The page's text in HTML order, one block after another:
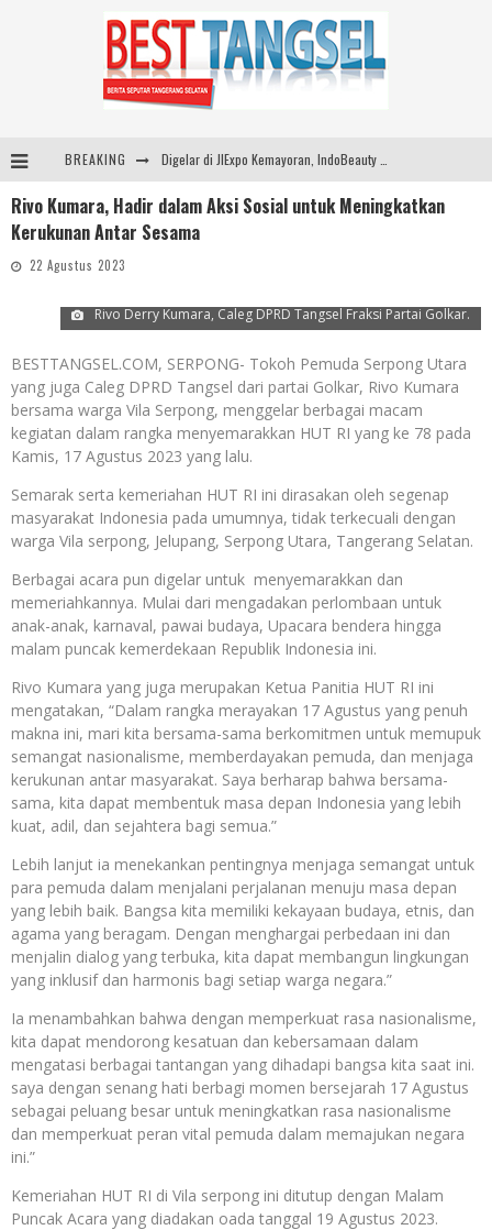
BREAKING
Indo Leather & Footwear dan Indo Garment Textile Expo 2026 Digelar di JIExpo Kemayoran, Bangkitkan Industri Manufaktur Indonesia
Rivo Kumara, Hadir dalam Aksi Sosial untuk Meningkatkan
Kerukunan Antar Sesama
22 Agustus 2023
Rivo Derry Kumara, Caleg DPRD Tangsel Fraksi Partai Golkar.
BESTTANGSEL.COM, SERPONG- Tokoh Pemuda Serpong Utara
yang juga Caleg DPRD Tangsel dari partai Golkar, Rivo Kumara
bersama warga Vila Serpong, menggelar berbagai macam
kegiatan dalam rangka menyemarakkan HUT RI yang ke 78 pada
Kamis, 17 Agustus 2023 yang lalu.
Semarak serta kemeriahan HUT RI ini dirasakan oleh segenap
masyarakat Indonesia pada umumnya, tidak terkecuali dengan
warga Vila serpong, Jelupang, Serpong Utara, Tangerang Selatan.
Berbagai acara pun digelar untuk menyemarakkan dan
memeriahkannya. Mulai dari mengadakan perlombaan untuk
anak-anak, karnaval, pawai budaya, Upacara bendera hingga
malam puncak kemerdekaan Republik Indonesia ini.
Rivo Kumara yang juga merupakan Ketua Panitia HUT RI ini
mengatakan, “Dalam rangka merayakan 17 Agustus yang penuh
makna ini, mari kita bersama-sama berkomitmen untuk memupuk
semangat nasionalisme, memberdayakan pemuda, dan menjaga
kerukunan antar masyarakat. Saya berharap bahwa bersama-
sama, kita dapat membentuk masa depan Indonesia yang lebih
kuat, adil, dan sejahtera bagi semua.”
Lebih lanjut ia menekankan pentingnya menjaga semangat untuk
para pemuda dalam menjalani perjalanan menuju masa depan
yang lebih baik. Bangsa kita memiliki kekayaan budaya, etnis, dan
agama yang beragam. Dengan menghargai perbedaan ini dan
menjalin dialog yang terbuka, kita dapat membangun lingkungan
yang inklusif dan harmonis bagi setiap warga negara.”
Ia menambahkan bahwa dengan memperkuat rasa nasionalisme,
kita dapat mendorong kesatuan dan kebersamaan dalam
mengatasi berbagai tantangan yang dihadapi bangsa kita saat ini.
saya dengan senang hati berbagi momen bersejarah 17 Agustus
sebagai peluang besar untuk meningkatkan rasa nasionalisme
dan memperkuat peran vital pemuda dalam memajukan negara
ini.”
Kemeriahan HUT RI di Vila serpong ini ditutup dengan Malam
Puncak Acara yang diadakan oada tanggal 19 Agustus 2023.